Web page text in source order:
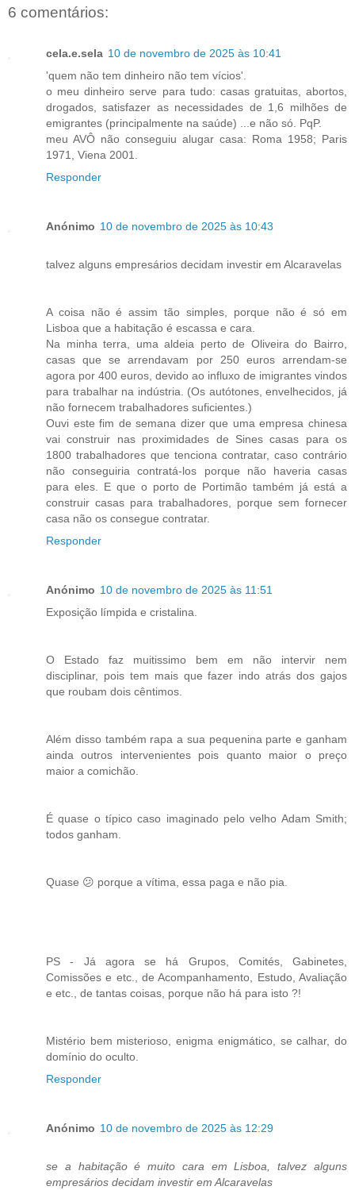
6 comentários:
cela.e.sela 10 de novembro de 2025 às 10:41
'quem não tem dinheiro não tem vícios'.
o meu dinheiro serve para tudo: casas gratuitas, abortos,
drogados, satisfazer as necessidades de 1,6 milhões de
emigrantes (principalmente na saúde) ...e não só. PqP.
meu AVÔ não conseguiu alugar casa: Roma 1958; Paris
1971, Viena 2001.
Responder
Anónimo 10 de novembro de 2025 às 10:43
talvez alguns empresários decidam investir em Alcaravelas
A coisa não é assim tão simples, porque não é só em
Lisboa que a habitação é escassa e cara.
Na minha terra, uma aldeia perto de Oliveira do Bairro,
casas que se arrendavam por 250 euros arrendam-se
agora por 400 euros, devido ao influxo de imigrantes vindos
para trabalhar na indústria. (Os autótones, envelhecidos, já
não fornecem trabalhadores suficientes.)
Ouvi este fim de semana dizer que uma empresa chinesa
vai construir nas proximidades de Sines casas para os
1800 trabalhadores que tenciona contratar, caso contrário
não conseguiria contratá-los porque não haveria casas
para eles. E que o porto de Portimão também já está a
construir casas para trabalhadores, porque sem fornecer
casa não os consegue contratar.
Responder
Anónimo 10 de novembro de 2025 às 11:51
Exposição límpida e cristalina.
O Estado faz muitissimo bem em não intervir nem
disciplinar, pois tem mais que fazer indo atrás dos gajos
que roubam dois cêntimos.
Além disso também rapa a sua pequenina parte e ganham
ainda outros intervenientes pois quanto maior o preço
maior a comichão.
É quase o típico caso imaginado pelo velho Adam Smith;
todos ganham.
Quase 😕 porque a vítima, essa paga e não pia.
PS - Já agora se há Grupos, Comités, Gabinetes,
Comissões e etc., de Acompanhamento, Estudo, Avaliação
e etc., de tantas coisas, porque não há para isto ?!
Mistério bem misterioso, enigma enigmático, se calhar, do
domínio do oculto.
Responder
Anónimo 10 de novembro de 2025 às 12:29
se a habitação é muito cara em Lisboa, talvez alguns
empresários decidam investir em Alcaravelas